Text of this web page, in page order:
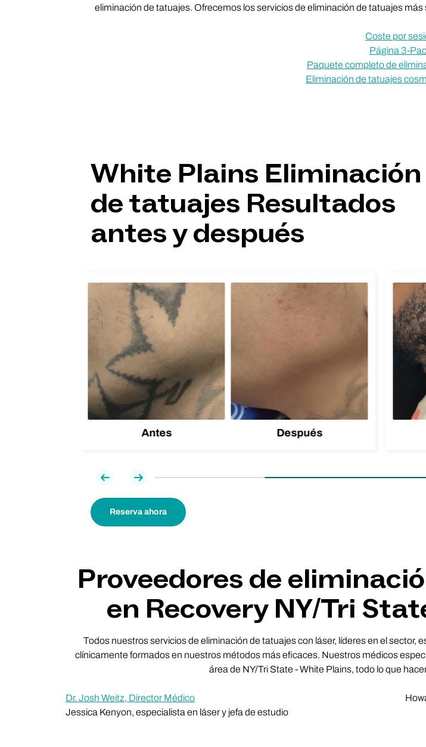
eliminación de tatuajes. Ofrecemos los servicios de eliminación de tatuajes
Coste por
Página 3-
Paquete completo de
Eliminación de tatuajes
White Plains Eliminación
de tatuajes Resultados
antes y después
Antes Después
Previa Próxima
Reserva ahora
Proveedores de
en Recovery NY/Tri
Todos nuestros servicios de eliminación de tatuajes con láser, líderes en el
clínicamente formados en nuestros métodos más eficaces. Nuestros médicos
área de NY/Tri State - White Plains, todo lo que
Dr. Josh Weitz, Director Médico
Jessica Kenyon, especialista en láser y jefa de estudio